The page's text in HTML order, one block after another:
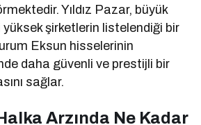
Yıldız Pazar, büyük
şirketlerin listelendiği bir
Eksun hisselerinin
daha güvenli ve prestijli bir
sağlar.
Arzında Ne Kadar